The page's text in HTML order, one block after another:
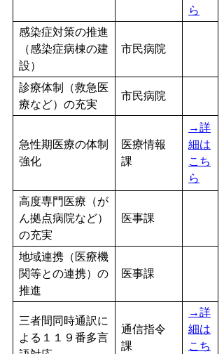
ら
感染症対策の推進
（感染症病棟の建
設）
市民病院
診療体制（救急医
療など）の充実
市民病院
急性期医療の体制
強化
医療情報
課
→詳
細は
こち
ら
高度専門医療（が
ん拠点病院など）
の充実
医事課
地域連携（医療機
関等との連携）の
推進
医事課
三者間同時通訳に
よる１１９番多言
通信指令
課
→詳
細は
こち